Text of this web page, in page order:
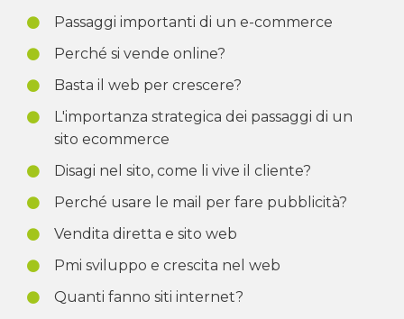
Passaggi importanti di un e-commerce
Perché si vende online?
Basta il web per crescere?
L'importanza strategica dei passaggi di un
sito ecommerce
Disagi nel sito, come li vive il cliente?
Perché usare le mail per fare pubblicità?
Vendita diretta e sito web
Pmi sviluppo e crescita nel web
Quanti fanno siti internet?